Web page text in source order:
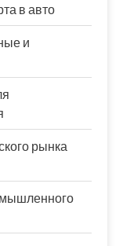
в авто
и
рынка